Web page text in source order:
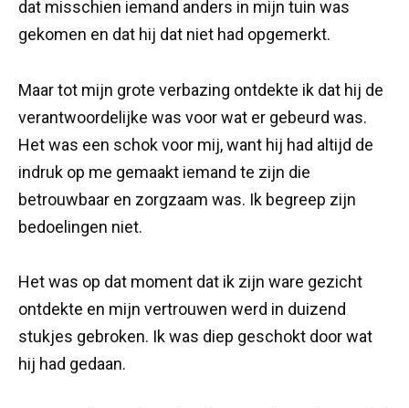
dat misschien iemand anders in mijn tuin was
gekomen en dat hij dat niet had opgemerkt.
Maar tot mijn grote verbazing ontdekte ik dat hij de
verantwoordelijke was voor wat er gebeurd was.
Het was een schok voor mij, want hij had altijd de
indruk op me gemaakt iemand te zijn die
betrouwbaar en zorgzaam was. Ik begreep zijn
bedoelingen niet.
Het was op dat moment dat ik zijn ware gezicht
ontdekte en mijn vertrouwen werd in duizend
stukjes gebroken. Ik was diep geschokt door wat
hij had gedaan.